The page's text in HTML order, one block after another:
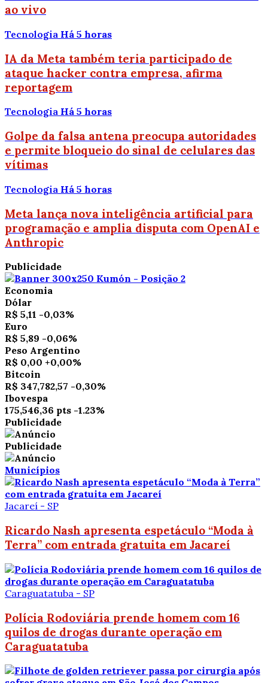
ao vivo
Tecnologia Há 5 horas
IA da Meta também teria participado de
ataque hacker contra empresa, afirma
reportagem
Tecnologia Há 5 horas
Golpe da falsa antena preocupa autoridades
e permite bloqueio do sinal de celulares das
vítimas
Tecnologia Há 5 horas
Meta lança nova inteligência artificial para
programação e amplia disputa com OpenAI e
Anthropic
Publicidade
Economia
Dólar
R$ 5,11 -0,03%
Euro
R$ 5,89 -0,06%
Peso Argentino
R$ 0,00 +0,00%
Bitcoin
R$ 347,782,57 -0,30%
Ibovespa
175,546,36 pts -1.23%
Publicidade
Publicidade
Municípios
Jacareí - SP
Ricardo Nash apresenta espetáculo “Moda à
Terra” com entrada gratuita em Jacareí
Caraguatatuba - SP
Polícia Rodoviária prende homem com 16
quilos de drogas durante operação em
Caraguatatuba